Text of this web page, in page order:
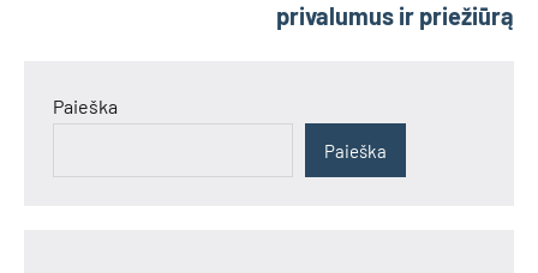
privalumus ir priežiūrą
Paieška
Paieška